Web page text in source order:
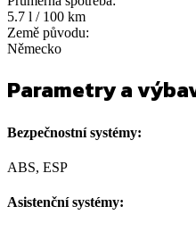
5.7 l / 100 km
Země původu:
Německo
Parametry a
Bezpečnostní systémy:
ABS, ESP
Asistenční systémy: